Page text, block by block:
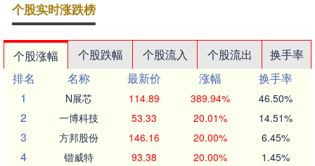
个股实时涨跌榜
个股涨幅 个股跌幅 个股流入 个股流出
换手率
排名
名称 最新价 涨幅
换手率
1
N展芯 114.89 389.94% 46.50%
2 一博科技 53.33 20.01% 14.51%
3 方邦股份 146.16 20.00% 6.45%
4 锴威特 93.38 20.00% 1.45%